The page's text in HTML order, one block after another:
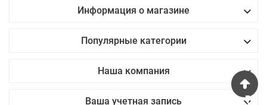
Информация о магазине 
Популярные категории 
Наша компания 
Ваша учетная запись